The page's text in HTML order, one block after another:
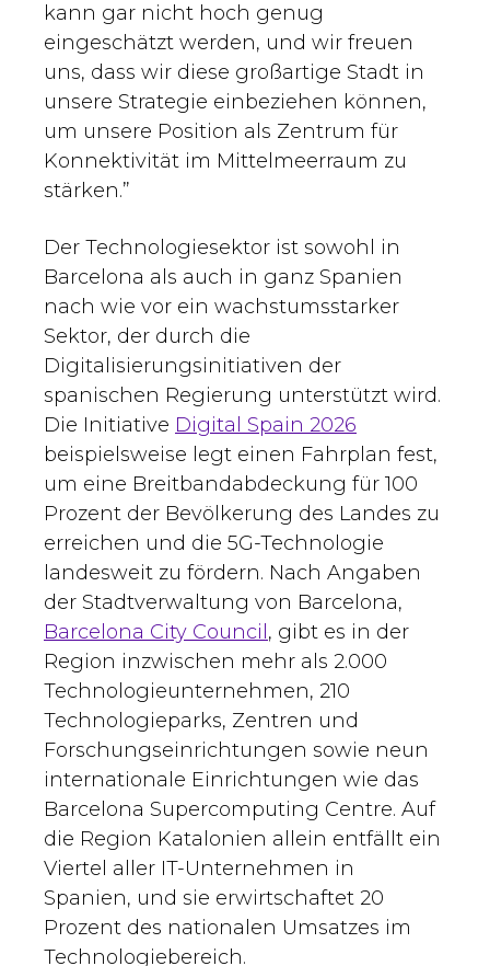
kann gar nicht hoch genug
eingeschätzt werden, und wir freuen
uns, dass wir diese großartige Stadt in
unsere Strategie einbeziehen können,
um unsere Position als Zentrum für
Konnektivität im Mittelmeerraum zu
stärken.”
Der Technologiesektor ist sowohl in
Barcelona als auch in ganz Spanien
nach wie vor ein wachstumsstarker
Sektor, der durch die
Digitalisierungsinitiativen der
spanischen Regierung unterstützt wird.
Die Initiative Digital Spain 2026
beispielsweise legt einen Fahrplan fest,
um eine Breitbandabdeckung für 100
Prozent der Bevölkerung des Landes zu
erreichen und die 5G-Technologie
landesweit zu fördern. Nach Angaben
der Stadtverwaltung von Barcelona,
Barcelona City Council, gibt es in der
Region inzwischen mehr als 2.000
Technologieunternehmen, 210
Technologieparks, Zentren und
Forschungseinrichtungen sowie neun
internationale Einrichtungen wie das
Barcelona Supercomputing Centre. Auf
die Region Katalonien allein entfällt ein
Viertel aller IT-Unternehmen in
Spanien, und sie erwirtschaftet 20
Prozent des nationalen Umsatzes im
Technologiebereich.